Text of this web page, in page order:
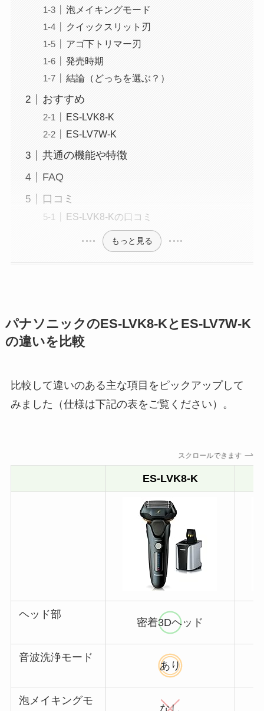
泡メイキングモード
クイックスリット刃
アゴ下トリマー刃
発売時期
結論（どっちを選ぶ？）
おすすめ
ES-LVK8-K
ES-LV7W-K
共通の機能や特徴
FAQ
口コミ
ES-LVK8-Kの口コミ
もっと見る
パナソニックのES-LVK8-KとES-LV7W-K
の違いを比較
比較して違いのある主な項目をピックアップして
みました（仕様は下記の表をご覧ください）。
スクロールできます
ES-LVK8-K
ヘッド部
密着3Dヘッド
音波洗浄モード
あり
泡メイキングモ